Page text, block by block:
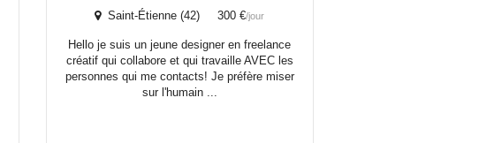
Saint-Étienne (42) 300 €/jour
Hello je suis un jeune designer en freelance
créatif qui collabore et qui travaille AVEC les
personnes qui me contacts! Je préfère miser
sur l'humain ...